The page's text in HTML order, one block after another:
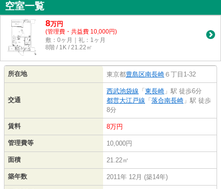
空室一覧
8万円
(管理費・共益費 10,000円)
敷：0ヶ月｜礼：1ヶ月
8階 / 1K / 21.22㎡
所在地 東京都豊島区南長崎 ６丁目1-32
交通
西武池袋線 「 東長崎 」駅 徒歩6分
都営大江戸線 「 落合南長崎 」駅 徒歩
8分
賃料 8万円
管理費等 10,000円
面積 21.22㎡
築年数 2011年 12月 (築14年)